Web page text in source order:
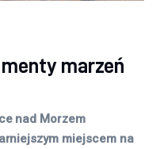
marzeń
nad Morzem
miejscem na